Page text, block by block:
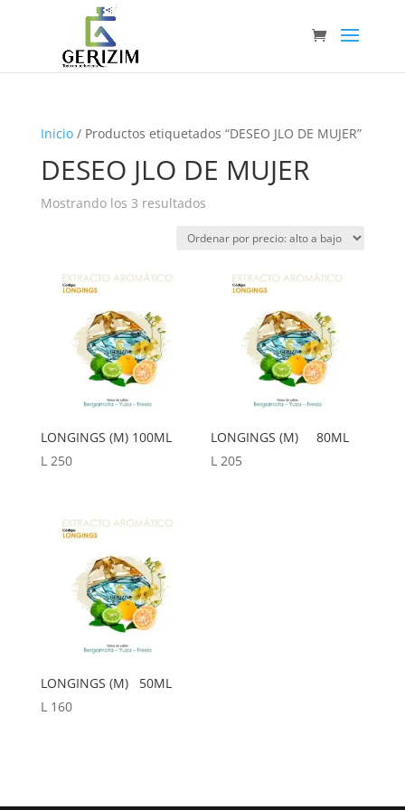
Inicio/ Productos etiquetados “DESEO JLO DE MUJER”
DESEO JLO DE MUJER
Mostrando los 3 resultadosOrdenado
precio:
LONGINGS (M) 100ML
L250
LONGINGS (M) 80ML
L205
LONGINGS (M) 50ML
L 160